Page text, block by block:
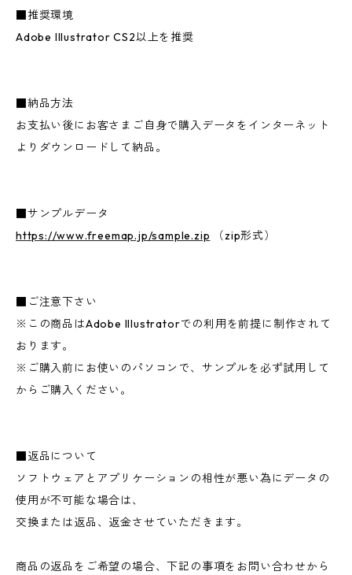
■推奨環境
Adobe Illustrator CS2以上を推奨
■納品方法
お支払い後にお客さまご自身で購入データをインターネット
よりダウンロードして納品。
■サンプルデータ
https://www.freemap.jp/sample.zip （zip形式）
■ご注意下さい
※この商品はAdobe Illustratorでの利用を前提に制作されて
おります。
※ご購入前にお使いのパソコンで、サンプルを必ず試用して
からご購入ください。
■返品について
ソフトウェアとアプリケーションの相性が悪い為にデータの
使用が不可能な場合は、
交換または返品、返金させていただきます。
商品の返品をご希望の場合、下記の事項をお問い合わせから